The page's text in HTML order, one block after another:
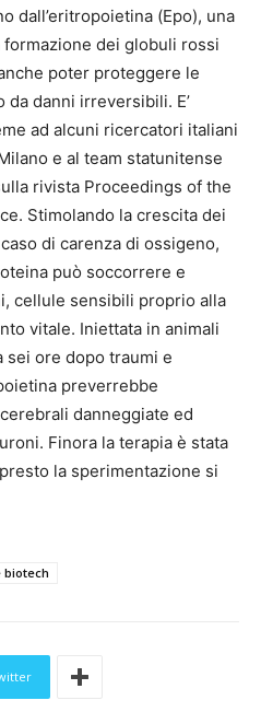
dall’eritropoietina (Epo), una
dei globuli rossi
poter proteggere le
danni irreversibili. E’
ad alcuni ricercatori italiani
e al team statunitense
rivista Proceedings of the
Stimolando la crescita dei
di carenza di ossigeno,
può soccorrere e
cellule sensibili proprio alla
vitale. Iniettata in animali
sei ore dopo traumi e
preverrebbe
danneggiate ed
Finora la terapia è stata
la sperimentazione si
biotech